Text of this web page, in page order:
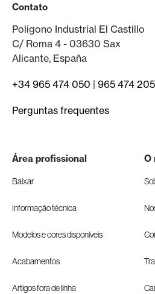
Contato
Polígono Industrial El Castillo
C/ Roma 4 - 03630 Sax
Alicante, España
+34 965 474 050 | 965 474 205
Perguntas frequentes
Área profissional
Baixar
Informação técnica
Modelos e cores disponíveis
Acabamentos
Artigos fora de linha
O